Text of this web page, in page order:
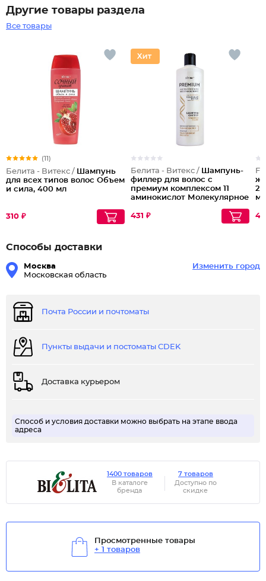
Другие товары раздела
Все товары
(11)
Белита - Витекс / Шампунь
для всех типов волос Объем
и сила, 400 мл
310 ₽
Белита - Витекс / Шампунь-
филлер для волос с
премиум комплексом 11
аминокислот Молекулярное
431 ₽
мл
Способы доставки
Москва
Московская область
Изменить город
Почта России и почтоматы
Пункты выдачи и постоматы CDEK
Доставка курьером
Способ и условия доставки можно выбрать на этапе ввода
адреса
1400 товаров
В каталоге
бренда
7 товаров
Доступно по
скидке
Просмотренные товары
+ 1 товаров